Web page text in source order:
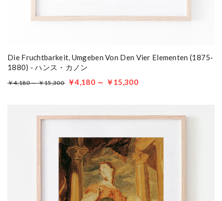
Die Fruchtbarkeit, Umgeben Von Den Vier Elementen (1875-
1880) - ハンス・カノン
￥4,180 ～ ￥15,300 ￥4,180 ～ ￥15,300